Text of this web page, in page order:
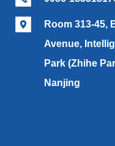

Room 313-45,
Avenue,
Park (Zhihe
Nanjing